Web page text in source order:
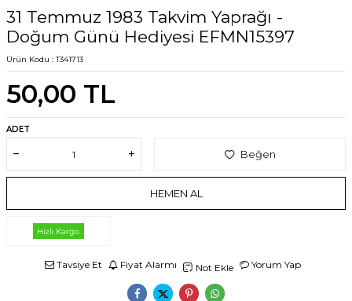
31 Temmuz 1983 Takvim Yaprağı -
Doğum Günü Hediyesi EFMN15397
Ürün Kodu :T341713
50,00 TL
ADET
Beğen
HEMEN AL
Tavsiye Et Fiyat Alarmı Not Ekle Yorum Yap